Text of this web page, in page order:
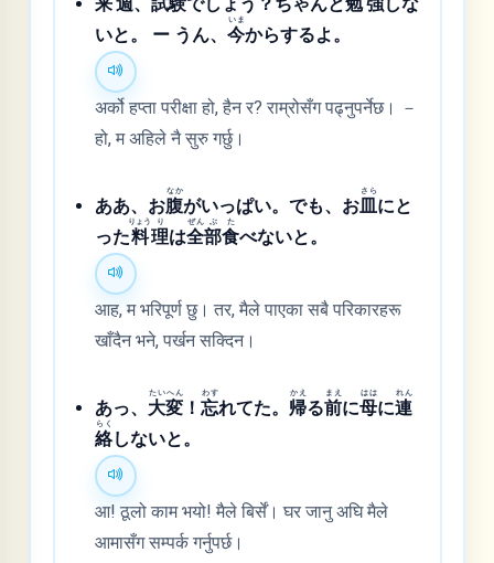
いと。 ー うん、今
いま
からするよ。
अर्को हप्ता परीक्षा हो, हैन र? राम्रोसँग पढ्नुपर्नेछ। －
हो, म अहिले नै सुरु गर्छु।
ああ、お腹
なか
がいっぱい。でも、お 皿
さら
にと
った料
りょう
理
り
は全
ぜん
部
ぶ
食
た
べないと。
आह, म भरिपूर्ण छु। तर, मैले पाएका सबै परिकारहरू
खाँदैन भने, पर्खन सक्दिन।
あっ、 大
たい
変
へん
！忘
わす
れてた。 帰
かえ
る前
まえ
に母
はは
に連
れん
絡
らく
しないと。
आ! ठूलो काम भयो! मैले बिर्सें। घर जानु अघि मैले
आमासँग सम्पर्क गर्नुपर्छ।